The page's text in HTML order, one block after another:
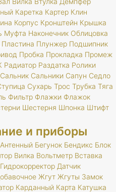
Каретка Картер Клин
Корпус Кронштейн Крышка
Муфта Наконечник Облицовка
Пластина Плунжер Подшипник
Пробка Прокладка Промеж
Радиатор Раздатка Ролики
Сальник Сальники Сапун Седло
Сухарь Трос Трубка Тяга
Фильтр Флажки Флажок
Шестерня Шпонка Штифт
и приборы
Антенный Бегунок Бендикс Блок
Вилка Вольтметр Вставка
Гидрокорректор Датчик
Жгут Жгуты Замок
Карданный Карта Катушка